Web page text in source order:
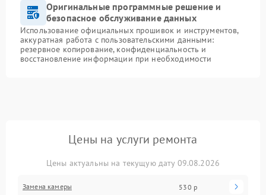
Оригинальные программные решение и
безопасное обслуживание данных
Использование официальных прошивок и инструментов,
аккуратная работа с пользовательскими данными:
резервное копирование, конфиденциальность и
восстановление информации при необходимости
Цены на услуги ремонта
Цены актуальны на текущую дату 09.08.2026
Замена камеры 530 р